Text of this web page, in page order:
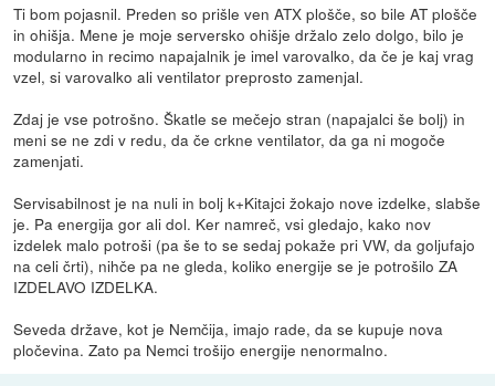
Ti bom pojasnil. Preden so prišle ven ATX plošče, so bile AT plošče
in ohišja. Mene je moje serversko ohišje držalo zelo dolgo, bilo je
modularno in recimo napajalnik je imel varovalko, da če je kaj vrag
vzel, si varovalko ali ventilator preprosto zamenjal.
Zdaj je vse potrošno. Škatle se mečejo stran (napajalci še bolj) in
meni se ne zdi v redu, da če crkne ventilator, da ga ni mogoče
zamenjati.
Servisabilnost je na nuli in bolj k+Kitajci žokajo nove izdelke, slabše
je. Pa energija gor ali dol. Ker namreč, vsi gledajo, kako nov
izdelek malo potroši (pa še to se sedaj pokaže pri VW, da goljufajo
na celi črti), nihče pa ne gleda, koliko energije se je potrošilo ZA
IZDELAVO IZDELKA.
Seveda države, kot je Nemčija, imajo rade, da se kupuje nova
pločevina. Zato pa Nemci trošijo energije nenormalno.